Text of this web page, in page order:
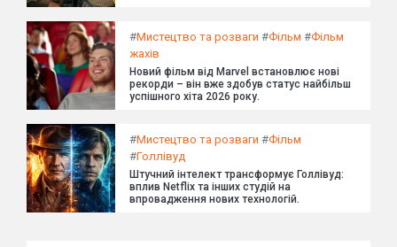
#Мистецтво та розваги #Фільм #Фільм
жахів
Новий фільм від Marvel встановлює нові
рекорди – він вже здобув статус найбільш
успішного хіта 2026 року.
#Мистецтво та розваги #Фільм
#Голлівуд
Штучний інтелект трансформує Голлівуд:
вплив Netflix та інших студій на
впровадження нових технологій.